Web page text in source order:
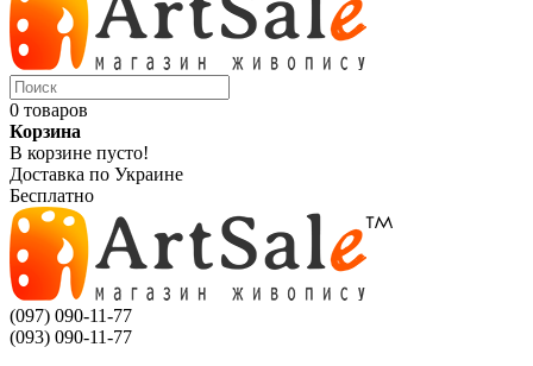
0 товаров
Корзина
В корзине пусто!
Доставка по Украине
Бесплатно
(097) 090-11-77
(093) 090-11-77